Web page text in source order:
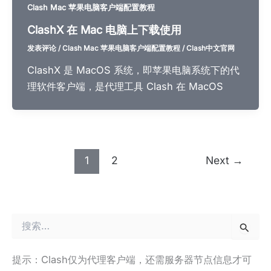
Clash Mac 苹果电脑客户端配置教程
ClashX 在 Mac 电脑上下载使用
发表评论 /Clash Mac 苹果电脑客户端配置教程/Clash中文官网
ClashX 是 MacOS 系统，即苹果电脑系统下的代
理软件客户端，是代理工具 Clash 在 MacOS
1 2 Next →
提示：Clash仅为代理客户端，还需服务器节点信息才可